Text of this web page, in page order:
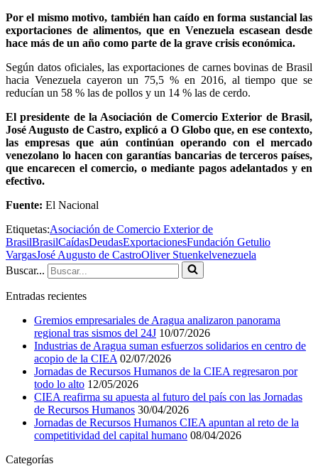
Por el mismo motivo, también han caído en forma sustancial las
exportaciones de alimentos, que en Venezuela escasean desde
hace más de un año como parte de la grave crisis económica.
Según datos oficiales, las exportaciones de carnes bovinas de Brasil
hacia Venezuela cayeron un 75,5 % en 2016, al tiempo que se
reducían un 58 % las de pollos y un 14 % las de cerdo.
El presidente de la Asociación de Comercio Exterior de Brasil,
José Augusto de Castro, explicó a O Globo que, en ese contexto,
las empresas que aún continúan operando con el mercado
venezolano lo hacen con garantías bancarias de terceros países,
que encarecen el comercio, o mediante pagos adelantados y en
efectivo.
Fuente: El Nacional
Etiquetas:Asociación de Comercio Exterior de
BrasilBrasilCaídasDeudasExportacionesFundación Getulio
VargasJosé Augusto de CastroOliver Stuenkelvenezuela
Buscar...
Entradas recientes
Gremios empresariales de Aragua analizaron panorama
regional tras sismos del 24J 10/07/2026
Industrias de Aragua suman esfuerzos solidarios en centro de
acopio de la CIEA 02/07/2026
Jornadas de Recursos Humanos de la CIEA regresaron por
todo lo alto 12/05/2026
CIEA reafirma su apuesta al futuro del país con las Jornadas
de Recursos Humanos 30/04/2026
Jornadas de Recursos Humanos CIEA apuntan al reto de la
competitividad del capital humano 08/04/2026
Categorías